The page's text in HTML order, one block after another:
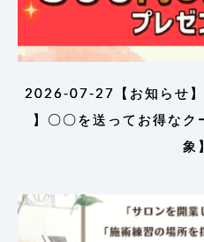
2026-07-27【お知らせ】
】〇〇を送ってお得な
象】